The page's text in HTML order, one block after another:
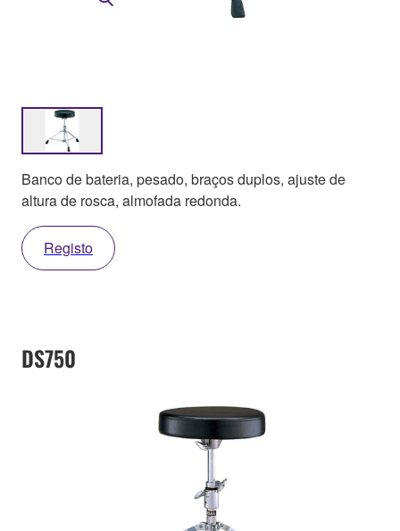
Banco de bateria, pesado, braços duplos, ajuste de
altura de rosca, almofada redonda.
Registo
DS750